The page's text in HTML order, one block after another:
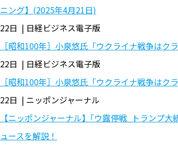
ニング】(2025年4月21日)
22日 | 日経ビジネス電子版
［昭和100年］小泉悠氏「ウクライナ戦争はク
22日 | 日経ビジネス電子版
［昭和100年］小泉悠氏「ウクライナ戦争はク
22日 | ニッポンジャーナル
【ニッポンジャーナル】｢ウ露停戦_トランプ
ュースを解説！